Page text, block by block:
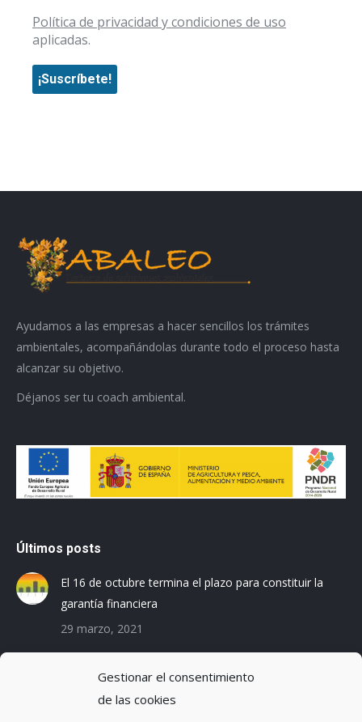
Gestionar el consentimiento
de las cookies
Política de privacidad y condiciones de uso
aplicadas.
Ayudamos a las empresas a hacer sencillos los trámites
ambientales, acompañándolas durante todo el proceso hasta
alcanzar su objetivo.
Déjanos ser tu coach ambiental.
Últimos posts
El 16 de octubre termina el plazo para constituir la
garantía financiera
29 marzo, 2021
de la Huella de Carbono
3 diciembre, 2019